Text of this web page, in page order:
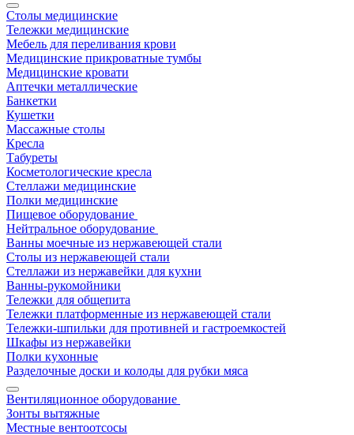
Столы медицинские
Тележки медицинские
Мебель для переливания крови
Медицинские прикроватные тумбы
Медицинские кровати
Аптечки металлические
Банкетки
Кушетки
Массажные столы
Кресла
Табуреты
Косметологические кресла
Стеллажи медицинские
Полки медицинские
Пищевое оборудование
Нейтральное оборудование
Ванны моечные из нержавеющей стали
Столы из нержавеющей стали
Стеллажи из нержавейки для кухни
Ванны-рукомойники
Тележки для общепита
Тележки платформенные из нержавеющей стали
Тележки-шпильки для противней и гастроемкостей
Шкафы из нержавейки
Полки кухонные
Разделочные доски и колоды для рубки мяса
Вентиляционное оборудование
Зонты вытяжные
Местные вентоотсосы